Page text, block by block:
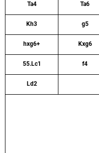
Ta4 Ta6
Kh3 g5
hxg6+ Kxg6
55.Lc1 f4
Ld2